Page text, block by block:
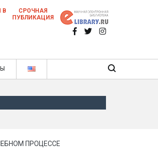
в ежемесячном научном
В
СРОЧНАЯ
ПУБЛИКАЦИЯ
ПРОЦЕССЕ